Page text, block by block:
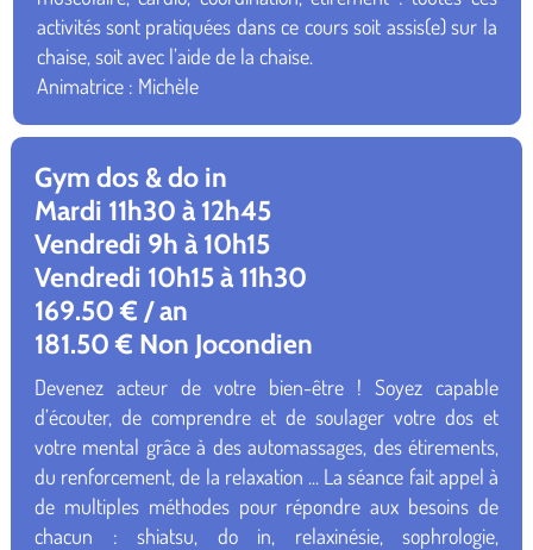
activités sont pratiquées dans ce cours soit assis(e) sur la
chaise, soit avec l’aide de la chaise.
Animatrice : Michèle
Gym dos & do in
Mardi 11h30 à 12h45
Vendredi 9h à 10h15
Vendredi 10h15 à 11h30
169.50 € / an
181.50 € Non Jocondien
Devenez acteur de votre bien-être ! Soyez capable
d’écouter, de comprendre et de soulager votre dos et
votre mental grâce à des automassages, des étirements,
du renforcement, de la relaxation ... La séance fait appel à
de multiples méthodes pour répondre aux besoins de
chacun : shiatsu, do in, relaxinésie, sophrologie,